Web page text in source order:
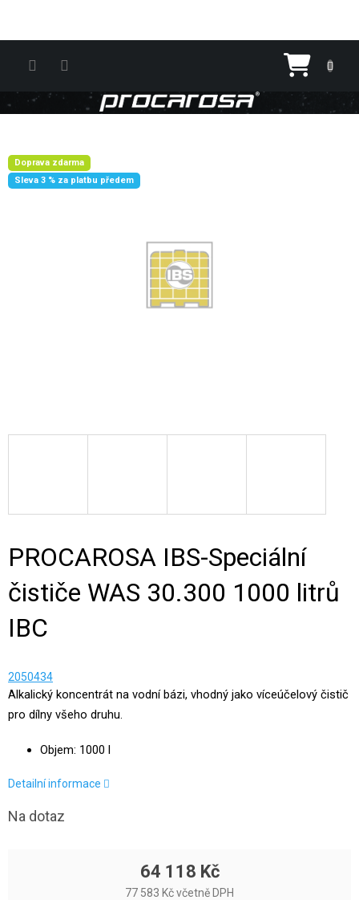
Doprava zdarma
Sleva 3 % za platbu předem
PROCAROSA IBS-Speciální
čističe WAS 30.300 1000 litrů
IBC
2050434
Alkalický koncentrát na vodní bázi, vhodný jako víceúčelový čistič
pro dílny všeho druhu.
Objem: 1000 l
Detailní informace
Na dotaz
64 118 Kč
77 583 Kč včetně DPH